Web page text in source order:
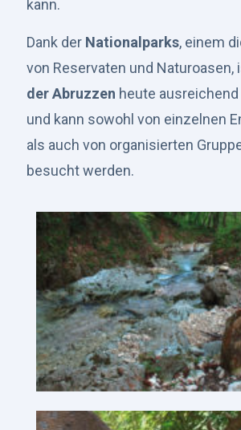
kann.
Dank der Nationalparks, einem
von Reservaten und Naturoasen,
der Abruzzen heute
und kann sowohl von einzelnen
als auch von organisierten
besucht werden.